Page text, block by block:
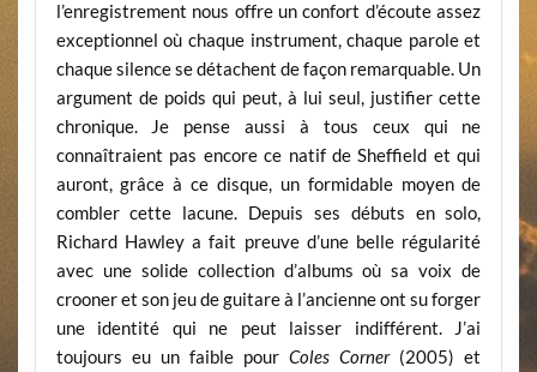
l’enregistrement nous offre un confort d’écoute assez
exceptionnel où chaque instrument, chaque parole et
chaque silence se détachent de façon remarquable. Un
argument de poids qui peut, à lui seul, justifier cette
chronique. Je pense aussi à tous ceux qui ne
connaîtraient pas encore ce natif de Sheffield et qui
auront, grâce à ce disque, un formidable moyen de
combler cette lacune. Depuis ses débuts en solo,
Richard Hawley a fait preuve d’une belle régularité
avec une solide collection d’albums où sa voix de
crooner et son jeu de guitare à l’ancienne ont su forger
une identité qui ne peut laisser indifférent. J’ai
toujours eu un faible pourColes Corner(2005) et